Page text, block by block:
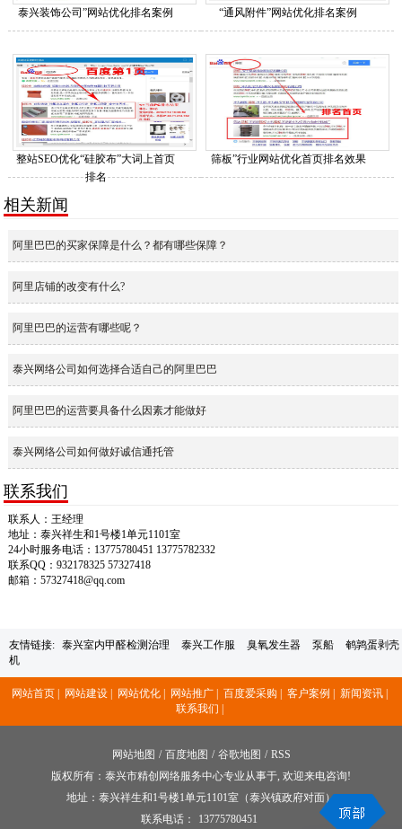
泰兴装饰公司”网站优化排名案例 “通风附件”网站优化排名案例
整站SEO优化“硅胶布”大词上首页
排名
筛板”行业网站优化首页排名效果
相关新闻
阿里巴巴的买家保障是什么？都有哪些保障？
阿里店铺的改变有什么?
阿里巴巴的运营有哪些呢？
泰兴网络公司如何选择合适自己的阿里巴巴
阿里巴巴的运营要具备什么因素才能做好
泰兴网络公司如何做好诚信通托管
联系我们
联系人：王经理
地址：泰兴祥生和1号楼1单元1101室
24小时服务电话：13775780451 13775782332
联系QQ：932178325 57327418
邮箱：57327418@qq.com
友情链接: 泰兴室内甲醛检测治理 泰兴工作服 臭氧发生器 泵船
鹌鹑蛋剥壳
机
网站首页 | 网站建设 | 网站优化 | 网站推广 | 百度爱采购 | 客户案例 |
新闻资讯 |
联系我们 |
网站地图 / 百度地图 / 谷歌地图 / RSS
版权所有：泰兴市精创网络服务中心专业从事于, 欢迎来电咨询!
地址：泰兴祥生和1号楼1单元1101室（泰兴镇政府对面）
联系电话：
13775780451